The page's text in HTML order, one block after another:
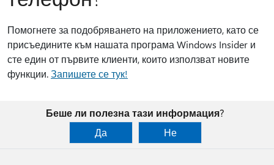
Помогнете за подобряването на приложението, като се
присъедините към нашата програма Windows Insider и
сте един от първите клиенти, които използват новите
функции.Запишете се тук!
Беше ли полезна тази информация?
Да
Не